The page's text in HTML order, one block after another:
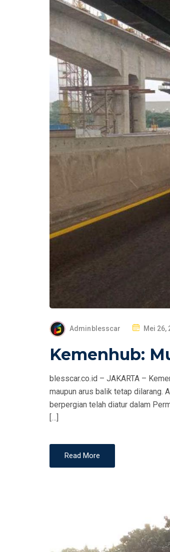
Adminblesscar
P
S
E
D
O
Mei 26,
Kemenhub:
blesscar.co.id – JAKARTA –
maupun arus balik tetap dilarang.
berpergian telah diatur dalam
[…]
Read More